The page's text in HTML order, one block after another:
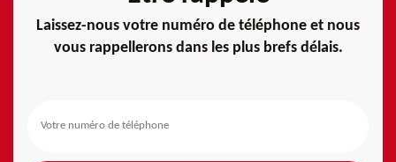
Laissez-nous votre numéro de téléphone et nous
vous rappellerons dans les plus brefs délais.